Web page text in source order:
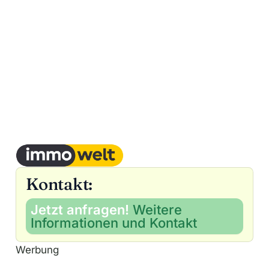
Kontakt:
Jetzt anfragen! Weitere
Informationen und Kontakt
Werbung